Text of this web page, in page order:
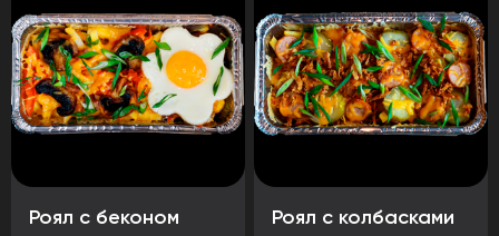
Роял с беконом Роял с колбасками